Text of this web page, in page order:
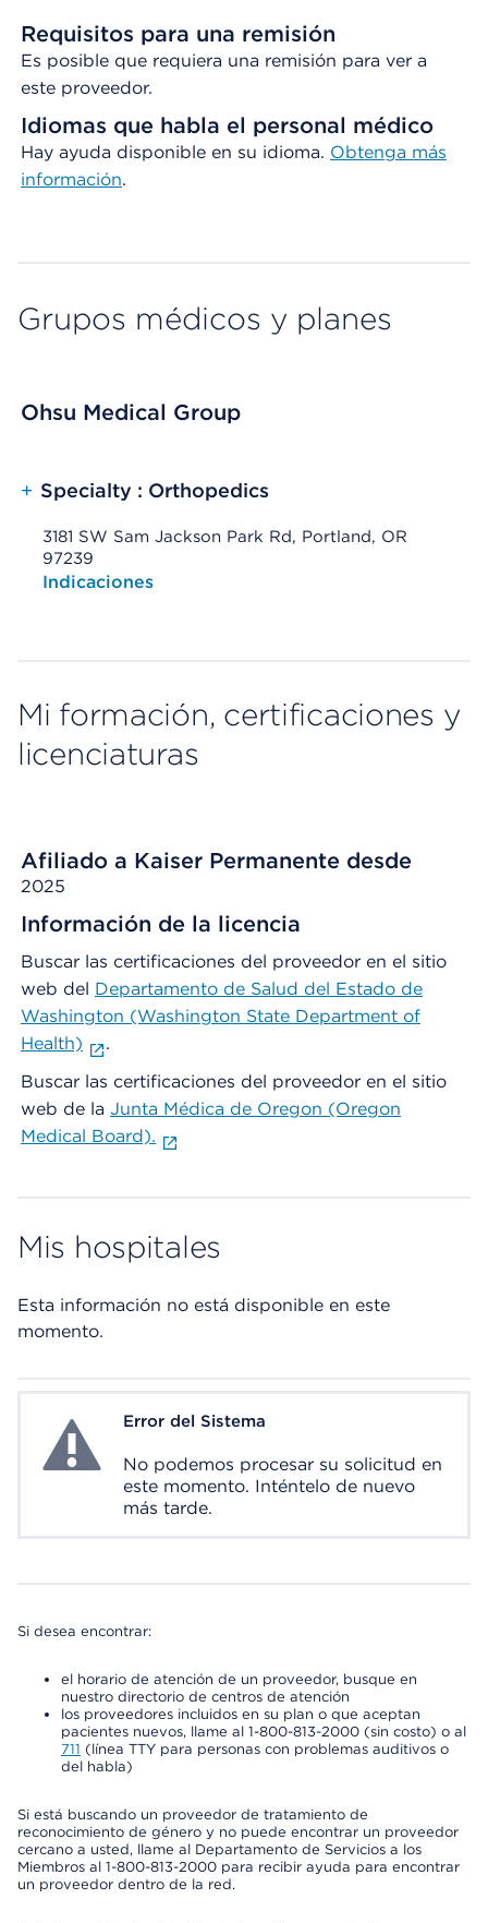
Requisitos para una remisión
Es posible que requiera una remisión para ver a
este proveedor.
Idiomas que habla el personal médico
Hay ayuda disponible en su idioma. Obtenga más
información.
Grupos médicos y planes
Ohsu Medical Group
+ Specialty : Orthopedics
3181 SW Sam Jackson Park Rd, Portland, OR
97239
Opens native map application on mobile devices
Indicaciones
Mi formación, certificaciones y
licenciaturas
Afiliado a Kaiser Permanente desde
2025
Información de la licencia
Buscar las certificaciones del proveedor en el sitio
web del Departamento de Salud del Estado de
Washington (Washington State Department of
Health)
.
Buscar las certificaciones del proveedor en el sitio
web de la Junta Médica de Oregon (Oregon
Medical Board).
Mis hospitales
Esta información no está disponible en este
momento.
System ErrorError del Sistema
No podemos procesar su solicitud en
este momento. Inténtelo de nuevo
más tarde.
Si desea encontrar:
el horario de atención de un proveedor, busque en
nuestro directorio de centros de atención
los proveedores incluidos en su plan o que aceptan
pacientes nuevos, llame al 1-800-813-2000 (sin costo) o al
711 (línea TTY para personas con problemas auditivos o
del habla)
Si está buscando un proveedor de tratamiento de
reconocimiento de género y no puede encontrar un proveedor
cercano a usted, llame al Departamento de Servicios a los
Miembros al 1-800-813-2000 para recibir ayuda para encontrar
un proveedor dentro de la red.